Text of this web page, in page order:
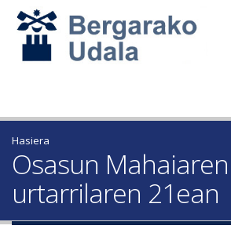
Hasiera
Osasun
urtarrilaren 21ean